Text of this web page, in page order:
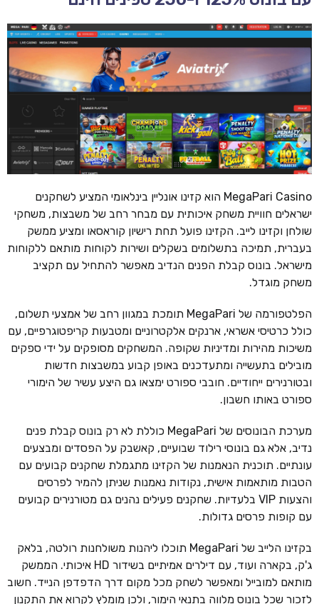
MegaPari Casino הוא קזינו אונליין בינלאומי המציע לשחקנים
ישראלים חוויית משחק איכותית עם מבחר רחב של משבצות, משחקי
שולחן וקזינו לייב. הקזינו פועל תחת רישיון קוראסאו ומציע ממשק
בעברית, תמיכה בתשלומים בשקלים ושירות לקוחות מותאם ללקוחות
מישראל. בונוס קבלת הפנים הנדיב מאפשר להתחיל עם תקציב
משחק מוגדל.
הפלטפורמה של MegaPari תומכת במגוון רחב של אמצעי תשלום,
כולל כרטיסי אשראי, ארנקים אלקטרוניים ומטבעות קריפטוגרפיים, עם
משיכות מהירות ומדיניות שקופה. המשחקים מסופקים על ידי ספקים
מובילים בתעשייה ומתעדכנים באופן קבוע במשבצות חדשות
ובטורנירים ייחודיים. חובבי ספורט ימצאו גם היצע עשיר של הימורי
ספורט באותו חשבון.
מערכת הבונוסים של MegaPari כוללת לא רק בונוס קבלת פנים
נדיב, אלא גם בונוסי רילוד שבועיים, קאשבק על הפסדים ומבצעים
עונתיים. תוכנית הנאמנות של הקזינו מתגמלת שחקנים קבועים עם
הטבות מותאמות אישית, נקודות נאמנות שניתן להמיר לפרסים
והצעות VIP בלעדיות. שחקנים פעילים נהנים גם מטורנירים קבועים
עם קופות פרסים גדולות.
בקזינו הלייב של MegaPari תוכלו ליהנות משולחנות רולטה, בלאק
ג'ק, בקארה ועוד, עם דילרים אמיתיים בשידור HD איכותי. הממשק
מותאם למובייל ומאפשר לשחק מכל מקום דרך הדפדפן הנייד. חשוב
לזכור שכל בונוס מלווה בתנאי הימור, ולכן מומלץ לקרוא את התקנון